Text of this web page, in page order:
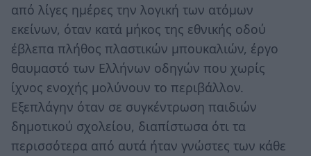
από λίγες ημέρες την λογική των ατόμων
εκείνων, όταν κατά μήκος της εθνικής οδού
έβλεπα πλήθος πλαστικών μπουκαλιών, έργο
θαυμαστό των Ελλήνων οδηγών που χωρίς
ίχνος ενοχής μολύνουν το περιβάλλον.
Εξεπλάγην όταν σε συγκέντρωση παιδιών
δημοτικού σχολείου, διαπίστωσα ότι τα
περισσότερα από αυτά ήταν γνώστες των κάθε